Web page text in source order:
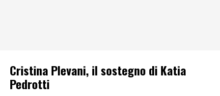
Cristina Plevani, il sostegno di Katia
Pedrotti